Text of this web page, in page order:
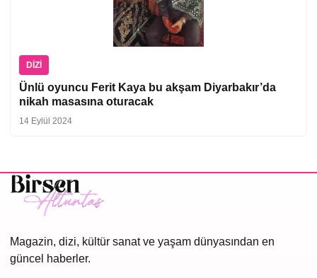
DIZI
Ünlü oyuncu Ferit Kaya bu akşam Diyarbakır’da
nikah masasına oturacak
14 Eylül 2024
Magazin, dizi, kültür sanat ve yaşam dünyasından en
güncel haberler.